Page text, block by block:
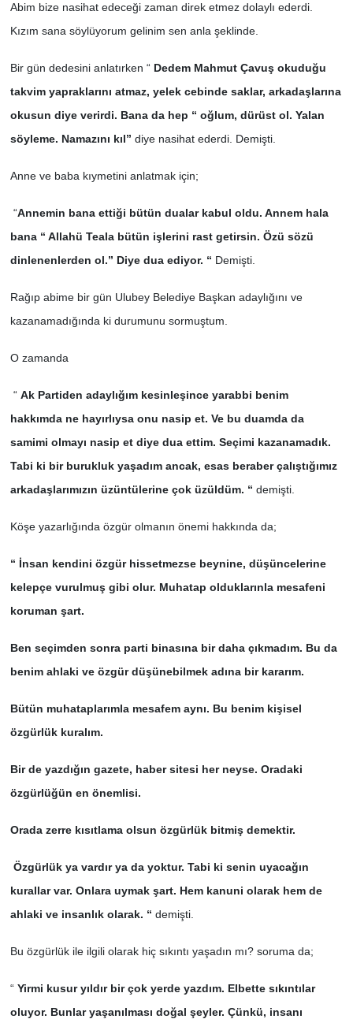
Abim bize nasihat edeceği zaman direk etmez dolaylı ederdi.
Kızım sana söylüyorum gelinim sen anla şeklinde.
Bir gün dedesini anlatırken “ Dedem Mahmut Çavuş okuduğu
takvim yapraklarını atmaz, yelek cebinde saklar, arkadaşlarına
okusun diye verirdi. Bana da hep “ oğlum, dürüst ol. Yalan
söyleme. Namazını kıl” diye nasihat ederdi. Demişti.
Anne ve baba kıymetini anlatmak için;
“Annemin bana ettiği bütün dualar kabul oldu. Annem hala
bana “ Allahü Teala bütün işlerini rast getirsin. Özü sözü
dinlenenlerden ol.” Diye dua ediyor. “ Demişti.
Rağıp abime bir gün Ulubey Belediye Başkan adaylığını ve
kazanamadığında ki durumunu sormuştum.
O zamanda
“ Ak Partiden adaylığım kesinleşince yarabbi benim
hakkımda ne hayırlıysa onu nasip et. Ve bu duamda da
samimi olmayı nasip et diye dua ettim. Seçimi kazanamadık.
Tabi ki bir burukluk yaşadım ancak, esas beraber çalıştığımız
arkadaşlarımızın üzüntülerine çok üzüldüm. “ demişti.
Köşe yazarlığında özgür olmanın önemi hakkında da;
“ İnsan kendini özgür hissetmezse beynine, düşüncelerine
kelepçe vurulmuş gibi olur. Muhatap olduklarınla mesafeni
koruman şart.
Ben seçimden sonra parti binasına bir daha çıkmadım. Bu da
benim ahlaki ve özgür düşünebilmek adına bir kararım.
Bütün muhataplarımla mesafem aynı. Bu benim kişisel
özgürlük kuralım.
Bir de yazdığın gazete, haber sitesi her neyse. Oradaki
özgürlüğün en önemlisi.
Orada zerre kısıtlama olsun özgürlük bitmiş demektir.
Özgürlük ya vardır ya da yoktur. Tabi ki senin uyacağın
kurallar var. Onlara uymak şart. Hem kanuni olarak hem de
ahlaki ve insanlık olarak. “ demişti.
Bu özgürlük ile ilgili olarak hiç sıkıntı yaşadın mı? soruma da;
“ Yirmi kusur yıldır bir çok yerde yazdım. Elbette sıkıntılar
oluyor. Bunlar yaşanılması doğal şeyler. Çünkü, insanı